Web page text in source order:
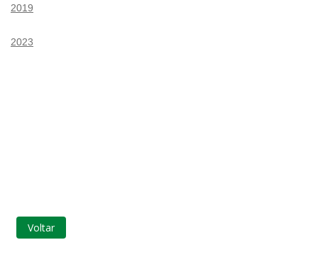
2019
2023
Voltar